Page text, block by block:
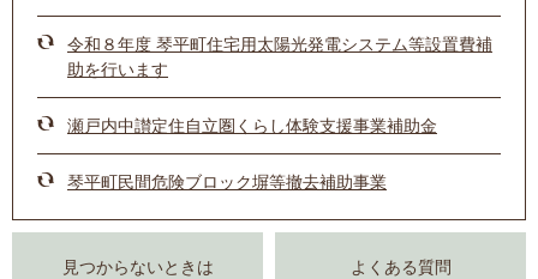
令和８年度 琴平町住宅用太陽光発電システム等設置費補
助を行います
瀬戸内中讃定住自立圏くらし体験支援事業補助金
琴平町民間危険ブロック塀等撤去補助事業
見つからないときは よくある質問